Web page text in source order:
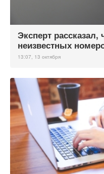
Эксперт
неизвестных
13:07, 13 октября